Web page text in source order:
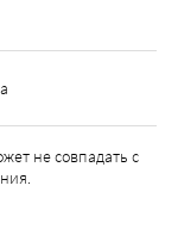
не совпадать с